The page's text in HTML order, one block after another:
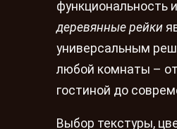
функциональность
деревянные рейки
универсальным
любой комнаты –
гостиной до
Выбор текстуры,